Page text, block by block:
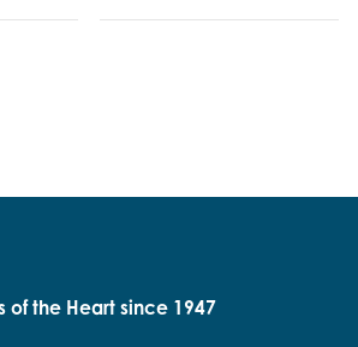
of the Heart since 1947